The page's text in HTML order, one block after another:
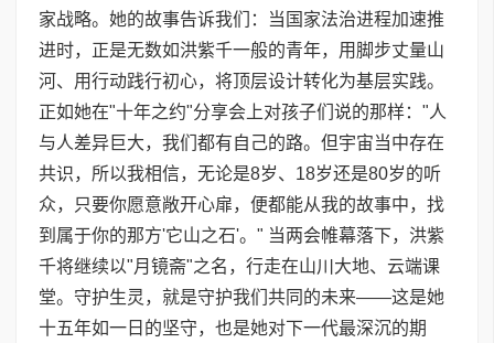
家战略。她的故事告诉我们：当国家法治进程加速推
进时，正是无数如洪紫千一般的青年，用脚步丈量山
河、用行动践行初心，将顶层设计转化为基层实践。
正如她在"十年之约"分享会上对孩子们说的那样："人
与人差异巨大，我们都有自己的路。但宇宙当中存在
共识，所以我相信，无论是8岁、18岁还是80岁的听
众，只要你愿意敞开心扉，便都能从我的故事中，找
到属于你的那方'它山之石'。" 当两会帷幕落下，洪紫
千将继续以"月镜斋"之名，行走在山川大地、云端课
堂。守护生灵，就是守护我们共同的未来——这是她
十五年如一日的坚守，也是她对下一代最深沉的期